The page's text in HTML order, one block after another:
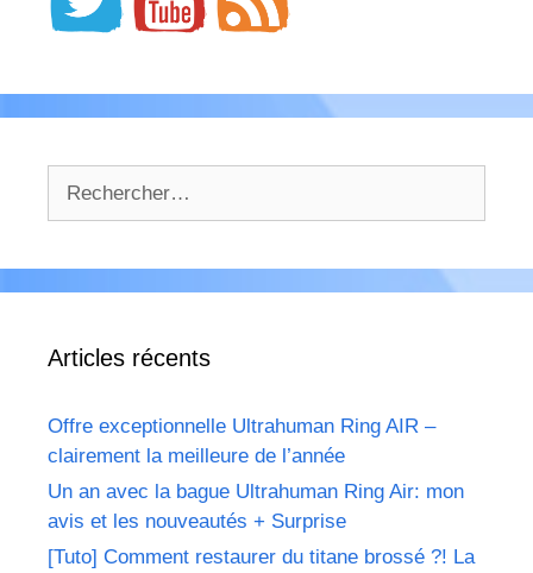
Articles récents
Offre exceptionnelle Ultrahuman Ring AIR –
clairement la meilleure de l’année
Un an avec la bague Ultrahuman Ring Air: mon
avis et les nouveautés + Surprise
[Tuto] Comment restaurer du titane brossé ?! La